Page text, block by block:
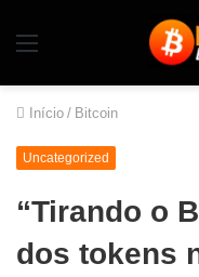
Início / Bitcoin
Uncategorized
“Tirando o
dos tokens